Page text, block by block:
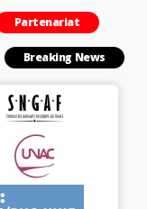
Partenariat
Breaking News